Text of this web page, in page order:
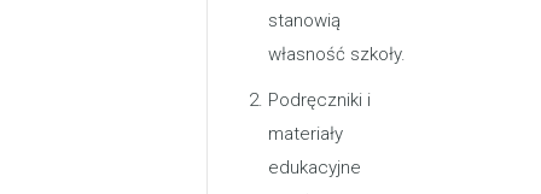
stanowią
własność szkoły.
Podręczniki i
materiały
edukacyjne